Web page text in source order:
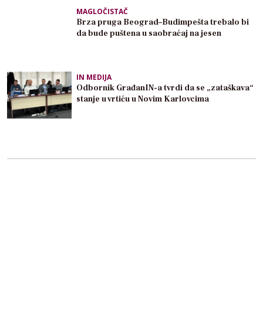
MAGLOČISTAČ
Brza pruga Beograd–Budimpešta trebalo bi
da bude puštena u saobraćaj na jesen
IN MEDIJA
Odbornik GrađanIN-a tvrdi da se „zataškava“
stanje u vrtiću u Novim Karlovcima